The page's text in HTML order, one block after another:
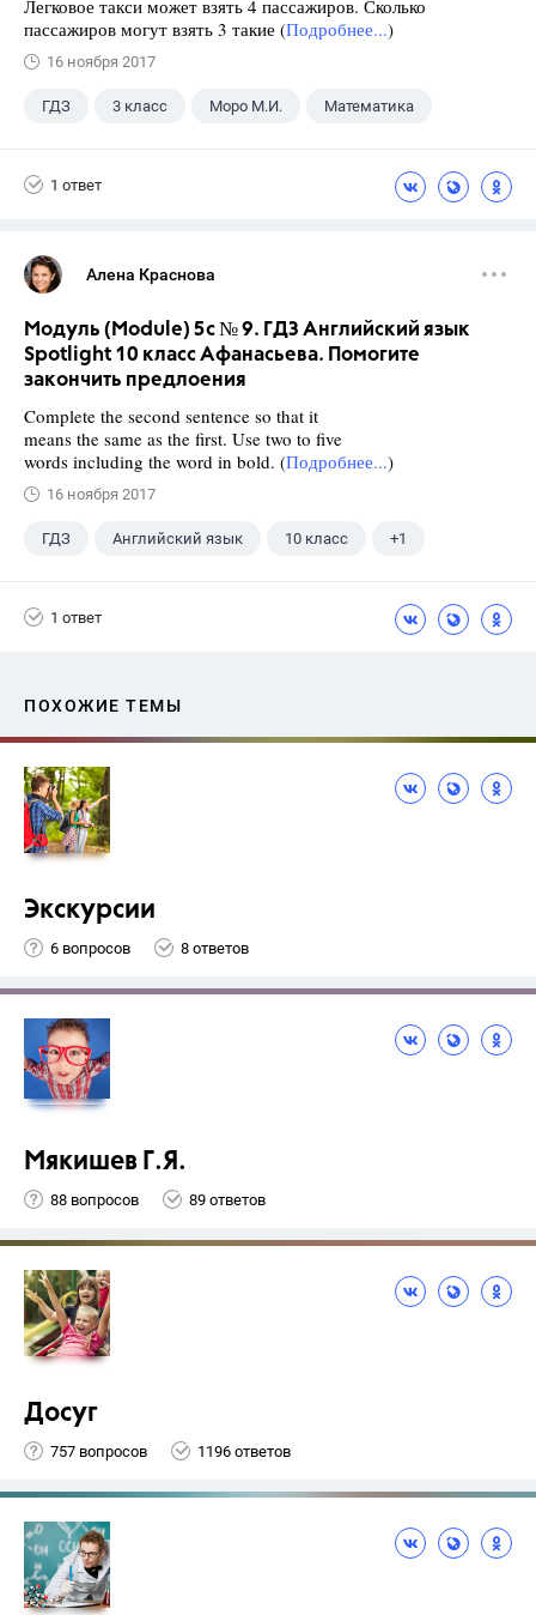
Легковое такси может взять 4 пассажиров. Сколько
пассажиров могут взять 3 такие (Подробнее...)
16 ноября 2017
ГДЗ 3 класс Моро М.И. Математика
1 ответ
Алена Краснова
Модуль (Module) 5c № 9. ГДЗ Английский язык
Spotlight 10 класс Афанасьева. Помогите
закончить предлоения
Complete the second sentence so that it
means the same as the first. Use two to five
words including the word in bold. (Подробнее...)
16 ноября 2017
ГДЗ Английский язык 10 класс +1
1 ответ
ПОХОЖИЕ ТЕМЫ
Экскурсии
6 вопросов 8 ответов
Мякишев Г.Я.
88 вопросов 89 ответов
Досуг
757 вопросов 1196 ответов